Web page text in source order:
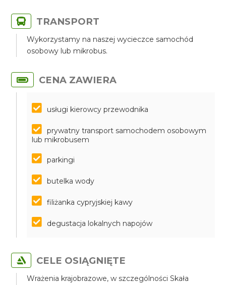
TRANSPORT
Wykorzystamy na naszej wycieczce samochód
osobowy lub mikrobus.
CENA ZAWIERA
usługi kierowcy przewodnika
prywatny transport samochodem osobowym
lub mikrobusem
parkingi
butelka wody
filiżanka cypryjskiej kawy
degustacja lokalnych napojów
CELE OSIĄGNIĘTE
Wrażenia krajobrazowe, w szczególności Skała